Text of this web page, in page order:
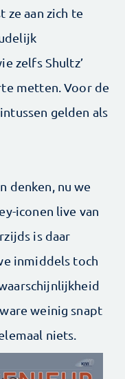
ze aan zich te
zelfs Shultz’
metten. Voor de
gelden als
denken, nu we
iconen live van
is daar
inmiddels toch
weinig snapt
niets.